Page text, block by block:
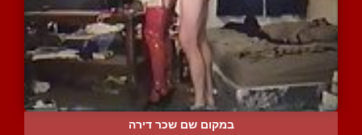
במקום שם שכר דירה